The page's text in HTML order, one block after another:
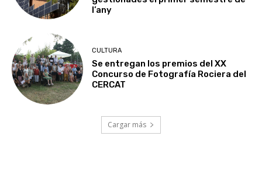
l’any
CULTURA
Se entregan los premios del XX
Concurso de Fotografía Rociera del
CERCAT
Cargar más